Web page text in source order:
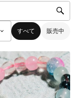
すべて 販売中